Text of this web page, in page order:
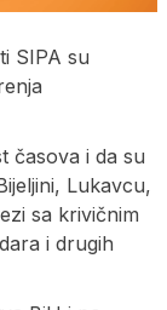
SIPA su
časova i da su
Lukavcu,
sa krivičnim
i drugih